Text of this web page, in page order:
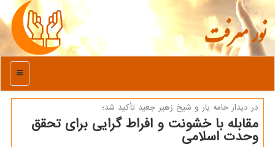
نور معرفت
منو
در دیدار خامه یار و شیخ زهیر جعید تأكید شد؛
مقابله با خشونت و افراط گرایی برای تحقق
وحدت اسلامی